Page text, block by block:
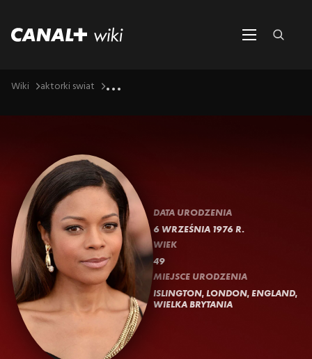
Wiki aktorki swiat ...
DATA URODZENIA
6 WRZEŚNIA 1976 R.
WIEK
49
MIEJSCE URODZENIA
ISLINGTON, LONDON, ENGLAND,
WIELKA BRYTANIA